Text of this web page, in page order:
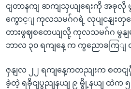
ငျတာနကျ ဆကျသှယျရေးကို အခုလို
ကွောင့ျ ကုလသမဂ်ဂရဲ့ လုပျငနျးတှမှ
တားဖွဈစတေယျလို့ ကုလသမဂ်ဂ မွနျမ
ဘာလ ၃၀ ရကျနေ့ က ကွညောခကြျ
ဇှနျလ ၂၂ ရကျနေ့ကတညျးက စတငျပွီ
ခဲ့တဲ့ ရခိုငျပွညျနယျ ၉ မွို့နယျ ထဲက